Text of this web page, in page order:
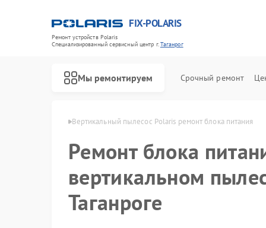
FIX-POLARIS
Ремонт устройств Polaris
Специализированный cервисный центр г.Таганрог
Мы ремонтируем Срочный ремонт
Вертикальный пылесос Polaris ремонт блока питания
Ремонт блока
вертикальном
Таганроге